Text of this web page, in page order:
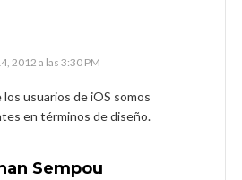
2012 a las 3:30 PM
usuarios de iOS somos
en términos de diseño.
Sempou